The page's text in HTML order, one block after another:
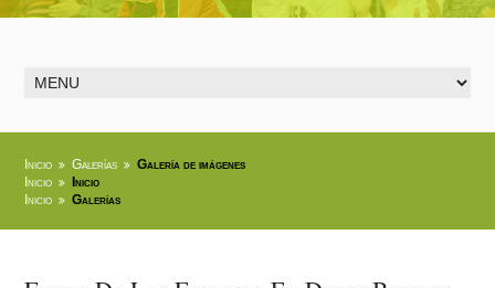
Inicio Galerías
Galería de imágenes
Inicio
Inicio
Inicio
Galerías